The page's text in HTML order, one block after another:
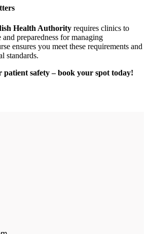
Health Authority requires clinics to
preparedness for managing
ensures you meet these requirements and
standards.
safety – book your spot today!